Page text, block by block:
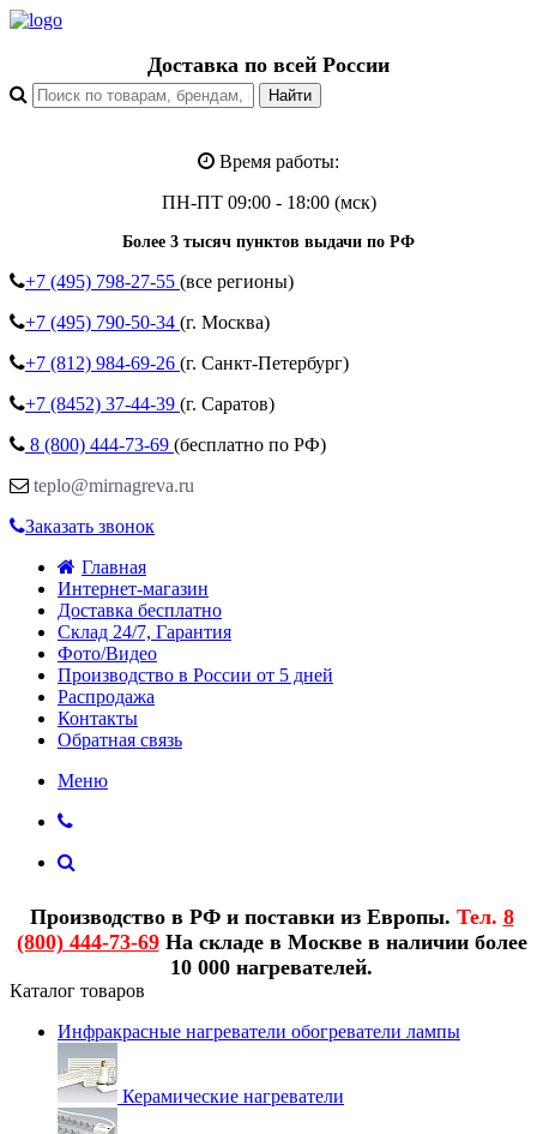
Доставка по всей России
Время работы:
ПН-ПТ 09:00 - 18:00 (мск)
Более 3 тысяч пунктов выдачи по РФ
+7 (495) 798-27-55 (все регионы)
+7 (495) 790-50-34 (г. Москва)
+7 (812) 984-69-26 (г. Санкт-Петербург)
+7 (8452) 37-44-39 (г. Саратов)
8 (800) 444-73-69 (бесплатно по РФ)
teplo@mirnagreva.ru
Заказать звонок
Главная
Интернет-магазин
Доставка бесплатно
Склад 24/7, Гарантия
Фото/Видео
Производство в России от 5 дней
Распродажа
Контакты
Обратная связь
Меню
Производство в РФ и поставки из Европы. Тел. 8
(800) 444-73-69На складе в Москве в наличии более
10 000 нагревателей.
Каталог товаров
Инфракрасные нагреватели обогреватели лампы
Керамические нагреватели